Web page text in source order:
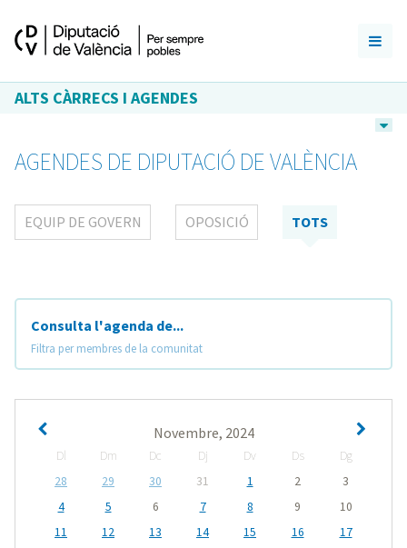
ALTS CÀRRECS I AGENDES
AGENDES DE DIPUTACIÓ DE VALÈNCIA
EQUIP DE GOVERN OPOSICIÓ TOTS
Consulta l'agenda de...
Filtra per membres de la comunitat
Novembre, 2024
Dl Dm Dc Dj Dv Ds
Dg
28
29 30 31 1 2
3
4
5 6 7 8 9
10
11
12 13 14 15 16
17